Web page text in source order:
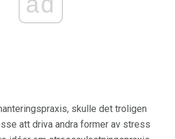
skulle det troligen
att driva andra former av stress